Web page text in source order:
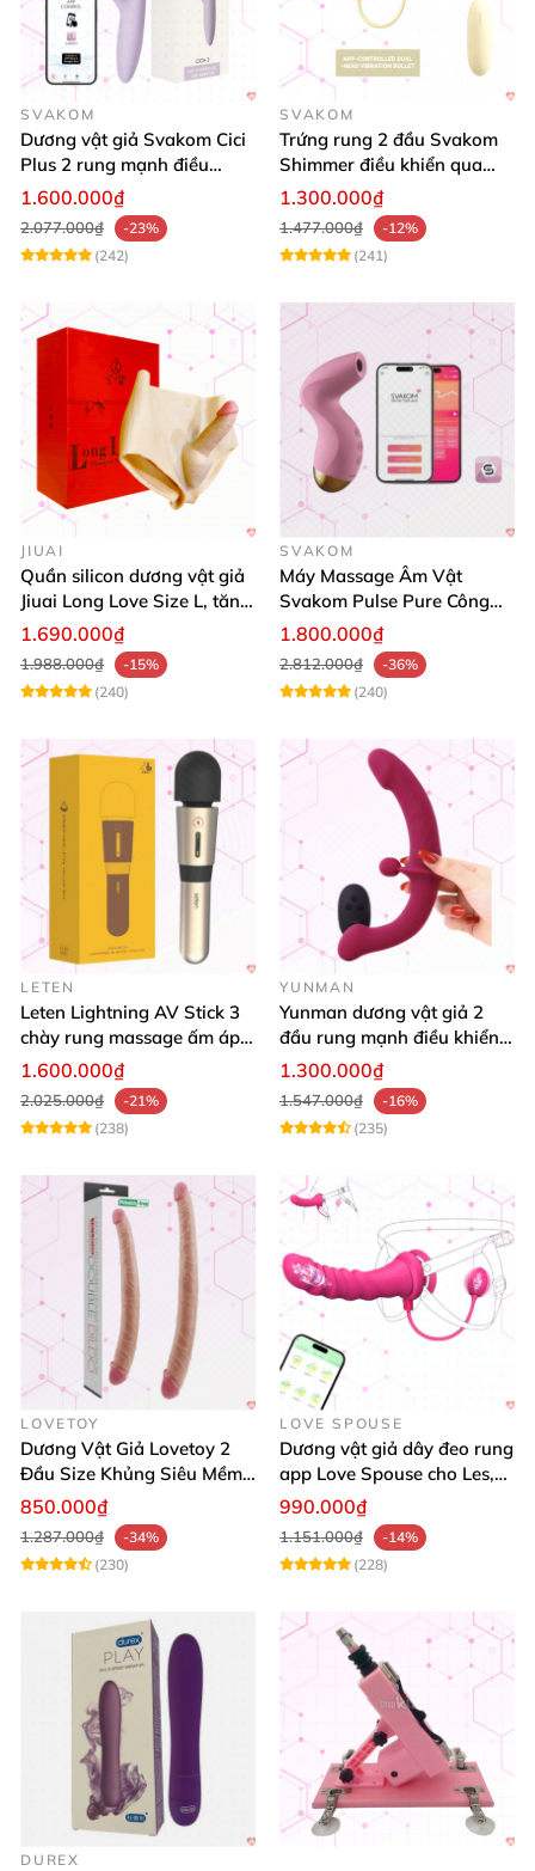
SVAKOM
Dương vật giả Svakom Cici
Plus 2 rung mạnh điều
khiển App an toàn
1.600.000₫
2.077.000₫
-23%
(242)
SVAKOM
Trứng rung 2 đầu Svakom
Shimmer điều khiển qua
App siêu kích thích
1.300.000₫
1.477.000₫
-12%
(241)
JIUAI
Quần silicon dương vật giả
Jiuai Long Love Size L, tăng
khoái cảm, giá tốt
1.690.000₫
1.988.000₫
-15%
(240)
SVAKOM
Máy Massage Âm Vật
Svakom Pulse Pure Công
Nghệ Sóng Âm Hút Mạnh
1.800.000₫
2.812.000₫
-36%
(240)
LETEN
Leten Lightning AV Stick 3
chày rung massage ấm áp
kích thích
1.600.000₫
2.025.000₫
-21%
(238)
YUNMAN
Yunman dương vật giả 2
đầu rung mạnh điều khiển
từ xa Les
1.300.000₫
1.547.000₫
-16%
(235)
LOVETOY
Dương Vật Giả Lovetoy 2
Đầu Size Khủng Siêu Mềm
Kích Thích Les
850.000₫
1.287.000₫
-34%
(230)
LOVE SPOUSE
Dương vật giả dây đeo rung
app Love Spouse cho Les,
đồng tính nữ
990.000₫
1.151.000₫
-14%
(228)
DUREX